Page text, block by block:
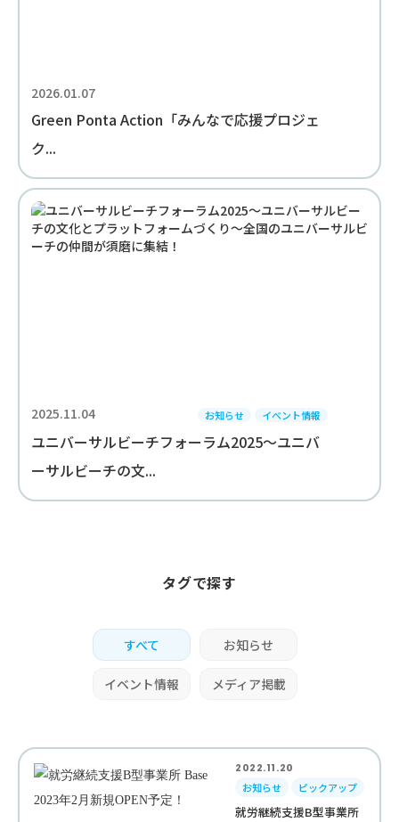
2026.01.07
Green Ponta Action「みんなで応援プロジェ
ク...
2025.11.04 お知らせ イベント情報
ユニバーサルビーチフォーラム2025～ユニバ
ーサルビーチの文...
タグで探す
すべて お知らせ
イベント情報 メディア掲載
2022.11.20
お知らせ
ピックアップ
就労継続支援B型事業所